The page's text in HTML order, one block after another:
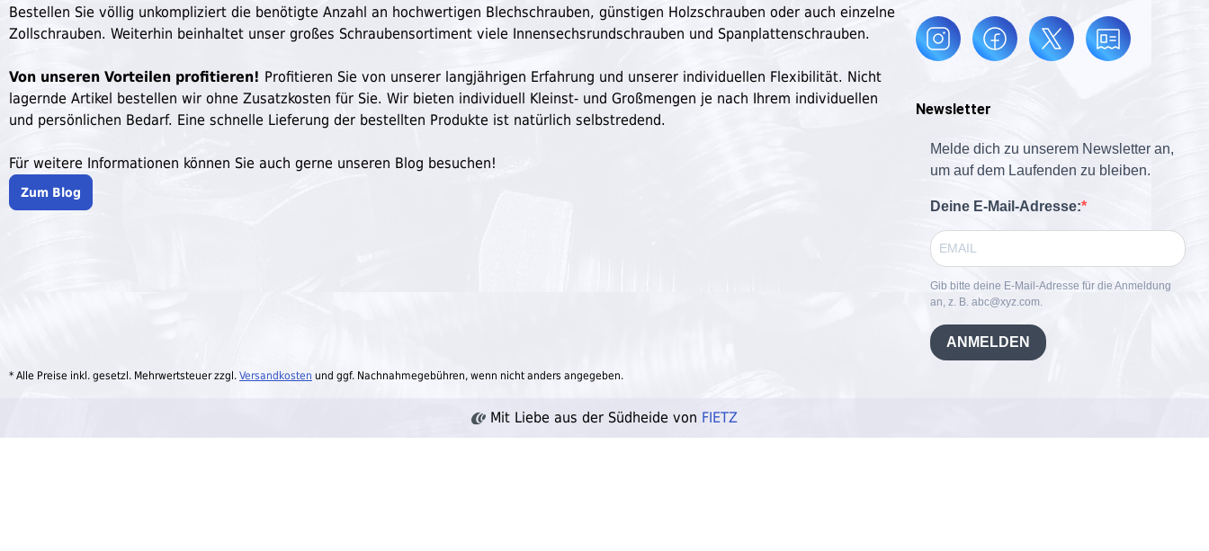
Bestellen Sie völlig unkompliziert die benötigte Anzahl an hochwertigen Blechschrauben, günstigen Holzschrauben oder auch einzelne
Zollschrauben. Weiterhin beinhaltet unser großes Schraubensortiment viele Innensechsrundschrauben und Spanplattenschrauben.
Von unseren Vorteilen profitieren! Profitieren Sie von unserer langjährigen Erfahrung und unserer individuellen Flexibilität. Nicht
lagernde Artikel bestellen wir ohne Zusatzkosten für Sie. Wir bieten individuell Kleinst- und Großmengen je nach Ihrem individuellen
und persönlichen Bedarf. Eine schnelle Lieferung der bestellten Produkte ist natürlich selbstredend.
Für weitere Informationen können Sie auch gerne unseren Blog besuchen!
Zum Blog
Newsletter
Melde dich zu unserem Newsletter an,
um auf dem Laufenden zu bleiben.
Deine E-Mail-Adresse:
Gib bitte deine E-Mail-Adresse für die Anmeldung
an, z. B. abc@xyz.com.
ANMELDEN
* Alle Preise inkl. gesetzl. Mehrwertsteuer zzgl. Versandkosten und ggf. Nachnahmegebühren, wenn nicht anders angegeben.
Mit Liebe aus der Südheide von FIETZ